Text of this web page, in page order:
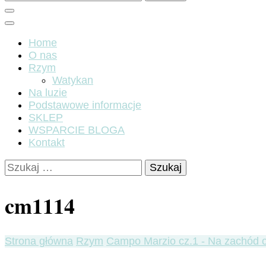
Home
O nas
Rzym
Watykan
Na luzie
Podstawowe informacje
SKLEP
WSPARCIE BLOGA
Kontakt
Szukaj:
cm1114
Strona główna Rzym Campo Marzio cz.1 - Na zachód